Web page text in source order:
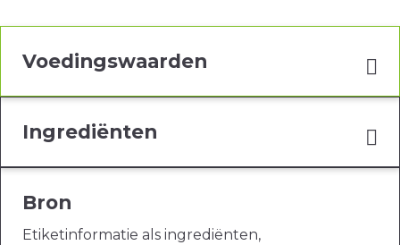
Voedingswaarden
Ingrediënten
Bron
Etiketinformatie als ingrediënten,